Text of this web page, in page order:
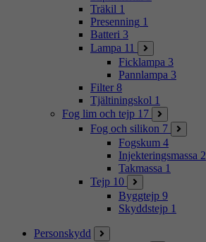
Träkil 1
Presenning 1
Batteri 3
Lampa 11
Ficklampa 3
Pannlampa 3
Filter 8
Tjältiningskol 1
Fog lim och tejp 17
Fog och silikon 7
Fogskum 4
Injekteringsmassa 2
Takmassa 1
Tejp 10
Byggtejp 9
Skyddstejp 1
Personskydd